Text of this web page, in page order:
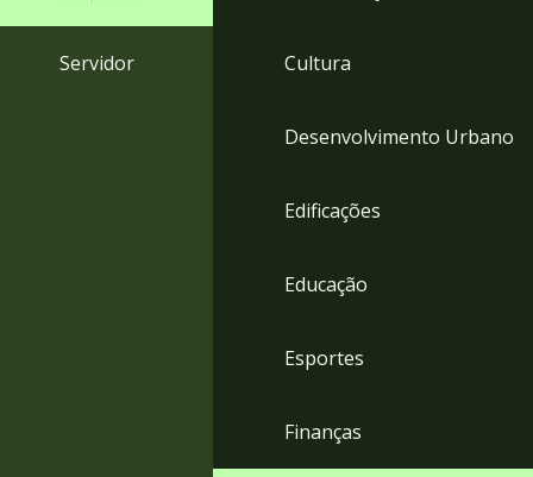
Servidor Cultura
Desenvolvimento Urbano
Edificações
Educação
Esportes
Finanças